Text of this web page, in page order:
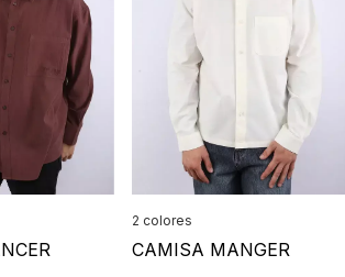
CAMISA MANGER
2 colores